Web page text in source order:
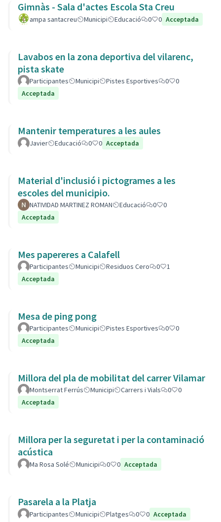
Gimnàs - Sala d'actes Escola Sta Creu
ampa santacreu Municipi Educació 0 0 Acceptada
Lavabos en la zona deportiva del vilarenc,
pista skate
Participantes Municipi Pistes Esportives 0
0
Acceptada
Mantenir temperatures a les aules
Javier Educació 0 0 Acceptada
Material d'inclusió i pictogrames a les
escoles del municipio.
NATIVIDAD MARTINEZ ROMAN Educació 0
0
Acceptada
Mes papereres a Calafell
Participantes Municipi Residuos Cero 0
1
Acceptada
Mesa de ping pong
Participantes Municipi Pistes Esportives 0
0
Acceptada
Millora del pla de mobilitat del carrer Vilamar
Montserrat Ferrús Municipi Carrers i Vials 0
0
Acceptada
Millora per la seguretat i per la contaminació
acústica
Ma Rosa Solé Municipi 0 0 Acceptada
Pasarela a la Platja
Participantes Municipi Platges 0 0 Acceptada